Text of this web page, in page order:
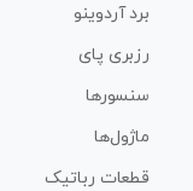
برد آردوینو
رزبری پای
سنسورها
ماژول‌ها
قطعات رباتیک